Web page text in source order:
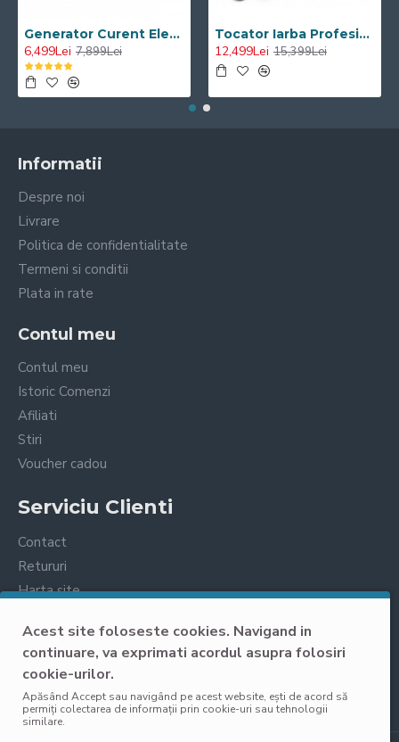
Acest site foloseste cookies. Navigand in
continuare, va exprimati acordul asupra folosiri
cookie-urilor.
Apăsând Accept sau navigând pe acest website, ești de acord să
permiți colectarea de informații prin cookie-uri sau tehnologii
similare.
Generator Curent Electric Diesel Profesional Monofazic 7.5 KW Visoli® DG-9000LDE
6,499Lei 7,899Lei
Tocator Iarba Profesional ATV Visoli VST120 - Motor Briggs & Stratton
12,499Lei 15,399Lei
Informatii
Despre noi
Livrare
Politica de confidentialitate
Termeni si conditii
Plata in rate
Contul meu
Contul meu
Istoric Comenzi
Afiliati
Stiri
Voucher cadou
Serviciu Clienti
Contact
Retururi
Harta site